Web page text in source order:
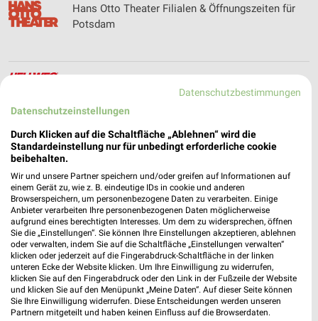
Hans Otto Theater Filialen & Öffnungszeiten für
Potsdam
Hemd´s Up Filialen & Öffnungszeiten für
Highlight Concerts Prospekte und Angebote
HKL BAUMASCHINEN Prospekte & Angebote für
Potsdam
Datenschutzbestimmungen
Datenschutzeinstellungen
Durch Klicken auf die Schaltfläche „Ablehnen“ wird die
Standardeinstellung nur für unbedingt erforderliche cookie
beibehalten.
Wir und unsere Partner speichern und/oder greifen auf Informationen auf
einem Gerät zu, wie z. B. eindeutige IDs in cookie und anderen
Browserspeichern, um personenbezogene Daten zu verarbeiten. Einige
Anbieter verarbeiten Ihre personenbezogenen Daten möglicherweise
aufgrund eines berechtigten Interesses. Um dem zu widersprechen, öffnen
Sie die „Einstellungen“. Sie können Ihre Einstellungen akzeptieren, ablehnen
oder verwalten, indem Sie auf die Schaltfläche „Einstellungen verwalten“
klicken oder jederzeit auf die Fingerabdruck-Schaltfläche in der linken
unteren Ecke der Website klicken. Um Ihre Einwilligung zu widerrufen,
klicken Sie auf den Fingerabdruck oder den Link in der Fußzeile der Website
und klicken Sie auf den Menüpunkt „Meine Daten“. Auf dieser Seite können
Sie Ihre Einwilligung widerrufen. Diese Entscheidungen werden unseren
Partnern mitgeteilt und haben keinen Einfluss auf die Browserdaten.